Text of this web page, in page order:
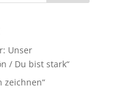
Unser
/ Du bist stark“
zeichnen“